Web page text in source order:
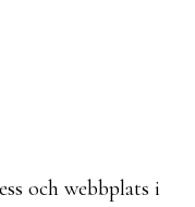
och webbplats i